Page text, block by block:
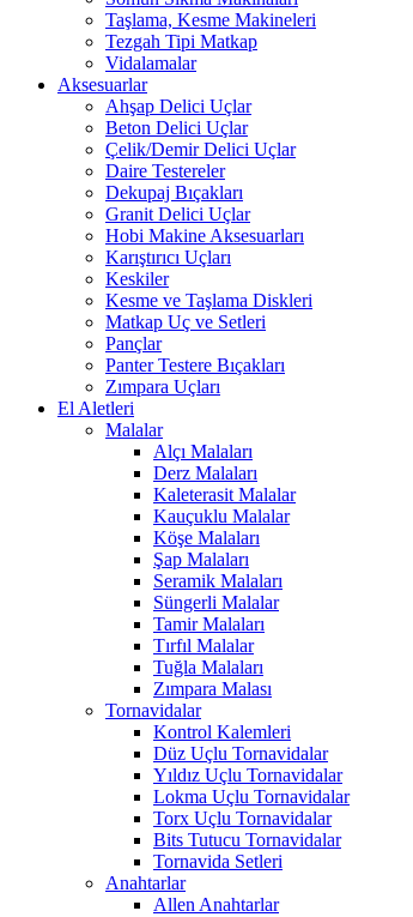
Taşlama, Kesme Makineleri
Tezgah Tipi Matkap
Vidalamalar
Aksesuarlar
Ahşap Delici Uçlar
Beton Delici Uçlar
Çelik/Demir Delici Uçlar
Daire Testereler
Dekupaj Bıçakları
Granit Delici Uçlar
Hobi Makine Aksesuarları
Karıştırıcı Uçları
Keskiler
Kesme ve Taşlama Diskleri
Matkap Uç ve Setleri
Pançlar
Panter Testere Bıçakları
Zımpara Uçları
El Aletleri
Malalar
Alçı Malaları
Derz Malaları
Kaleterasit Malalar
Kauçuklu Malalar
Köşe Malaları
Şap Malaları
Seramik Malaları
Süngerli Malalar
Tamir Malaları
Tırfıl Malalar
Tuğla Malaları
Zımpara Malası
Tornavidalar
Kontrol Kalemleri
Düz Uçlu Tornavidalar
Yıldız Uçlu Tornavidalar
Lokma Uçlu Tornavidalar
Torx Uçlu Tornavidalar
Bits Tutucu Tornavidalar
Tornavida Setleri
Anahtarlar
Allen Anahtarlar